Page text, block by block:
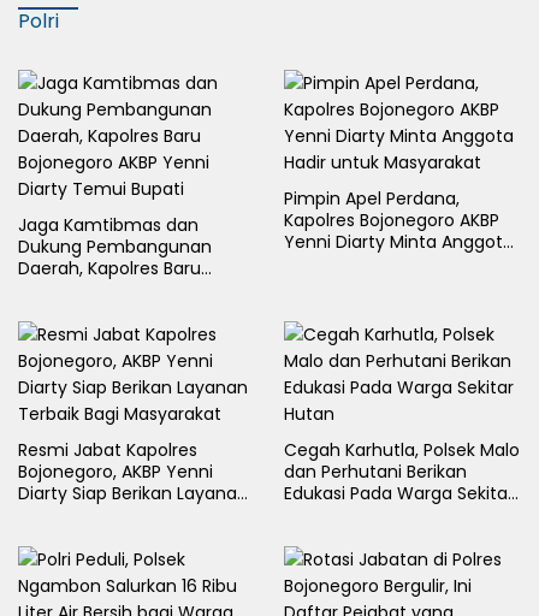
Polri
Jaga Kamtibmas dan
Dukung Pembangunan
Daerah, Kapolres Baru
Pimpin Apel Perdana,
Kapolres Bojonegoro AKBP
Yenni Diarty Minta Anggota
Resmi Jabat Kapolres
Bojonegoro, AKBP Yenni
Diarty Siap Berikan Layanan
Cegah Karhutla, Polsek Malo
dan Perhutani Berikan
Edukasi Pada Warga Sekitar